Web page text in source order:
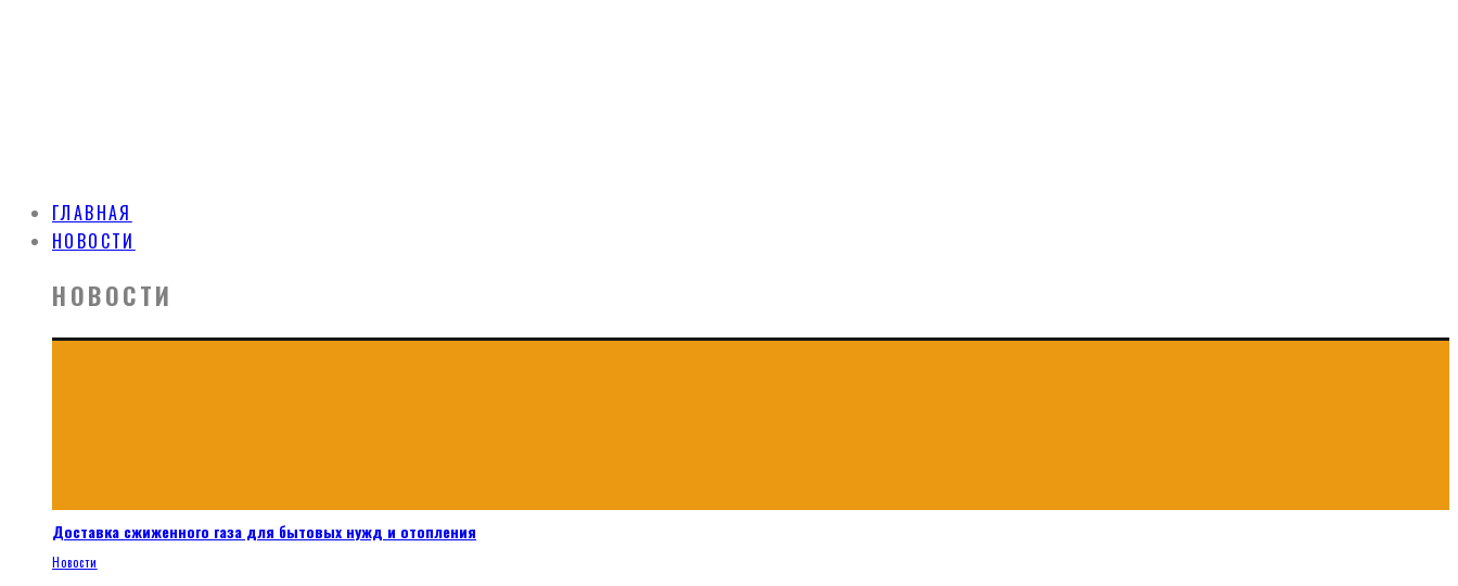
ГЛАВНАЯ
НОВОСТИ
НОВОСТИ
Доставка сжиженного газа для бытовых нужд и отопления
Новости